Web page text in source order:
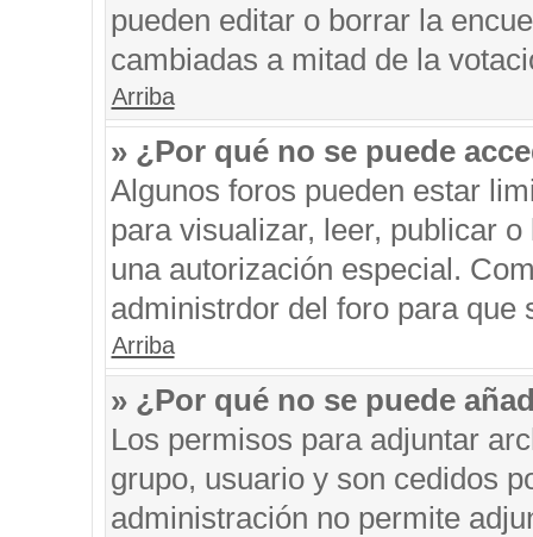
pueden editar o borrar la
cambiadas a mitad de la
Arriba
» ¿Por qué no se puede
Algunos foros pueden estar
para visualizar, leer, publicar
una autorización especial.
administrdor del foro para que
Arriba
» ¿Por qué no se puede
Los permisos para adjuntar
grupo, usuario y son cedidos
administración no permite